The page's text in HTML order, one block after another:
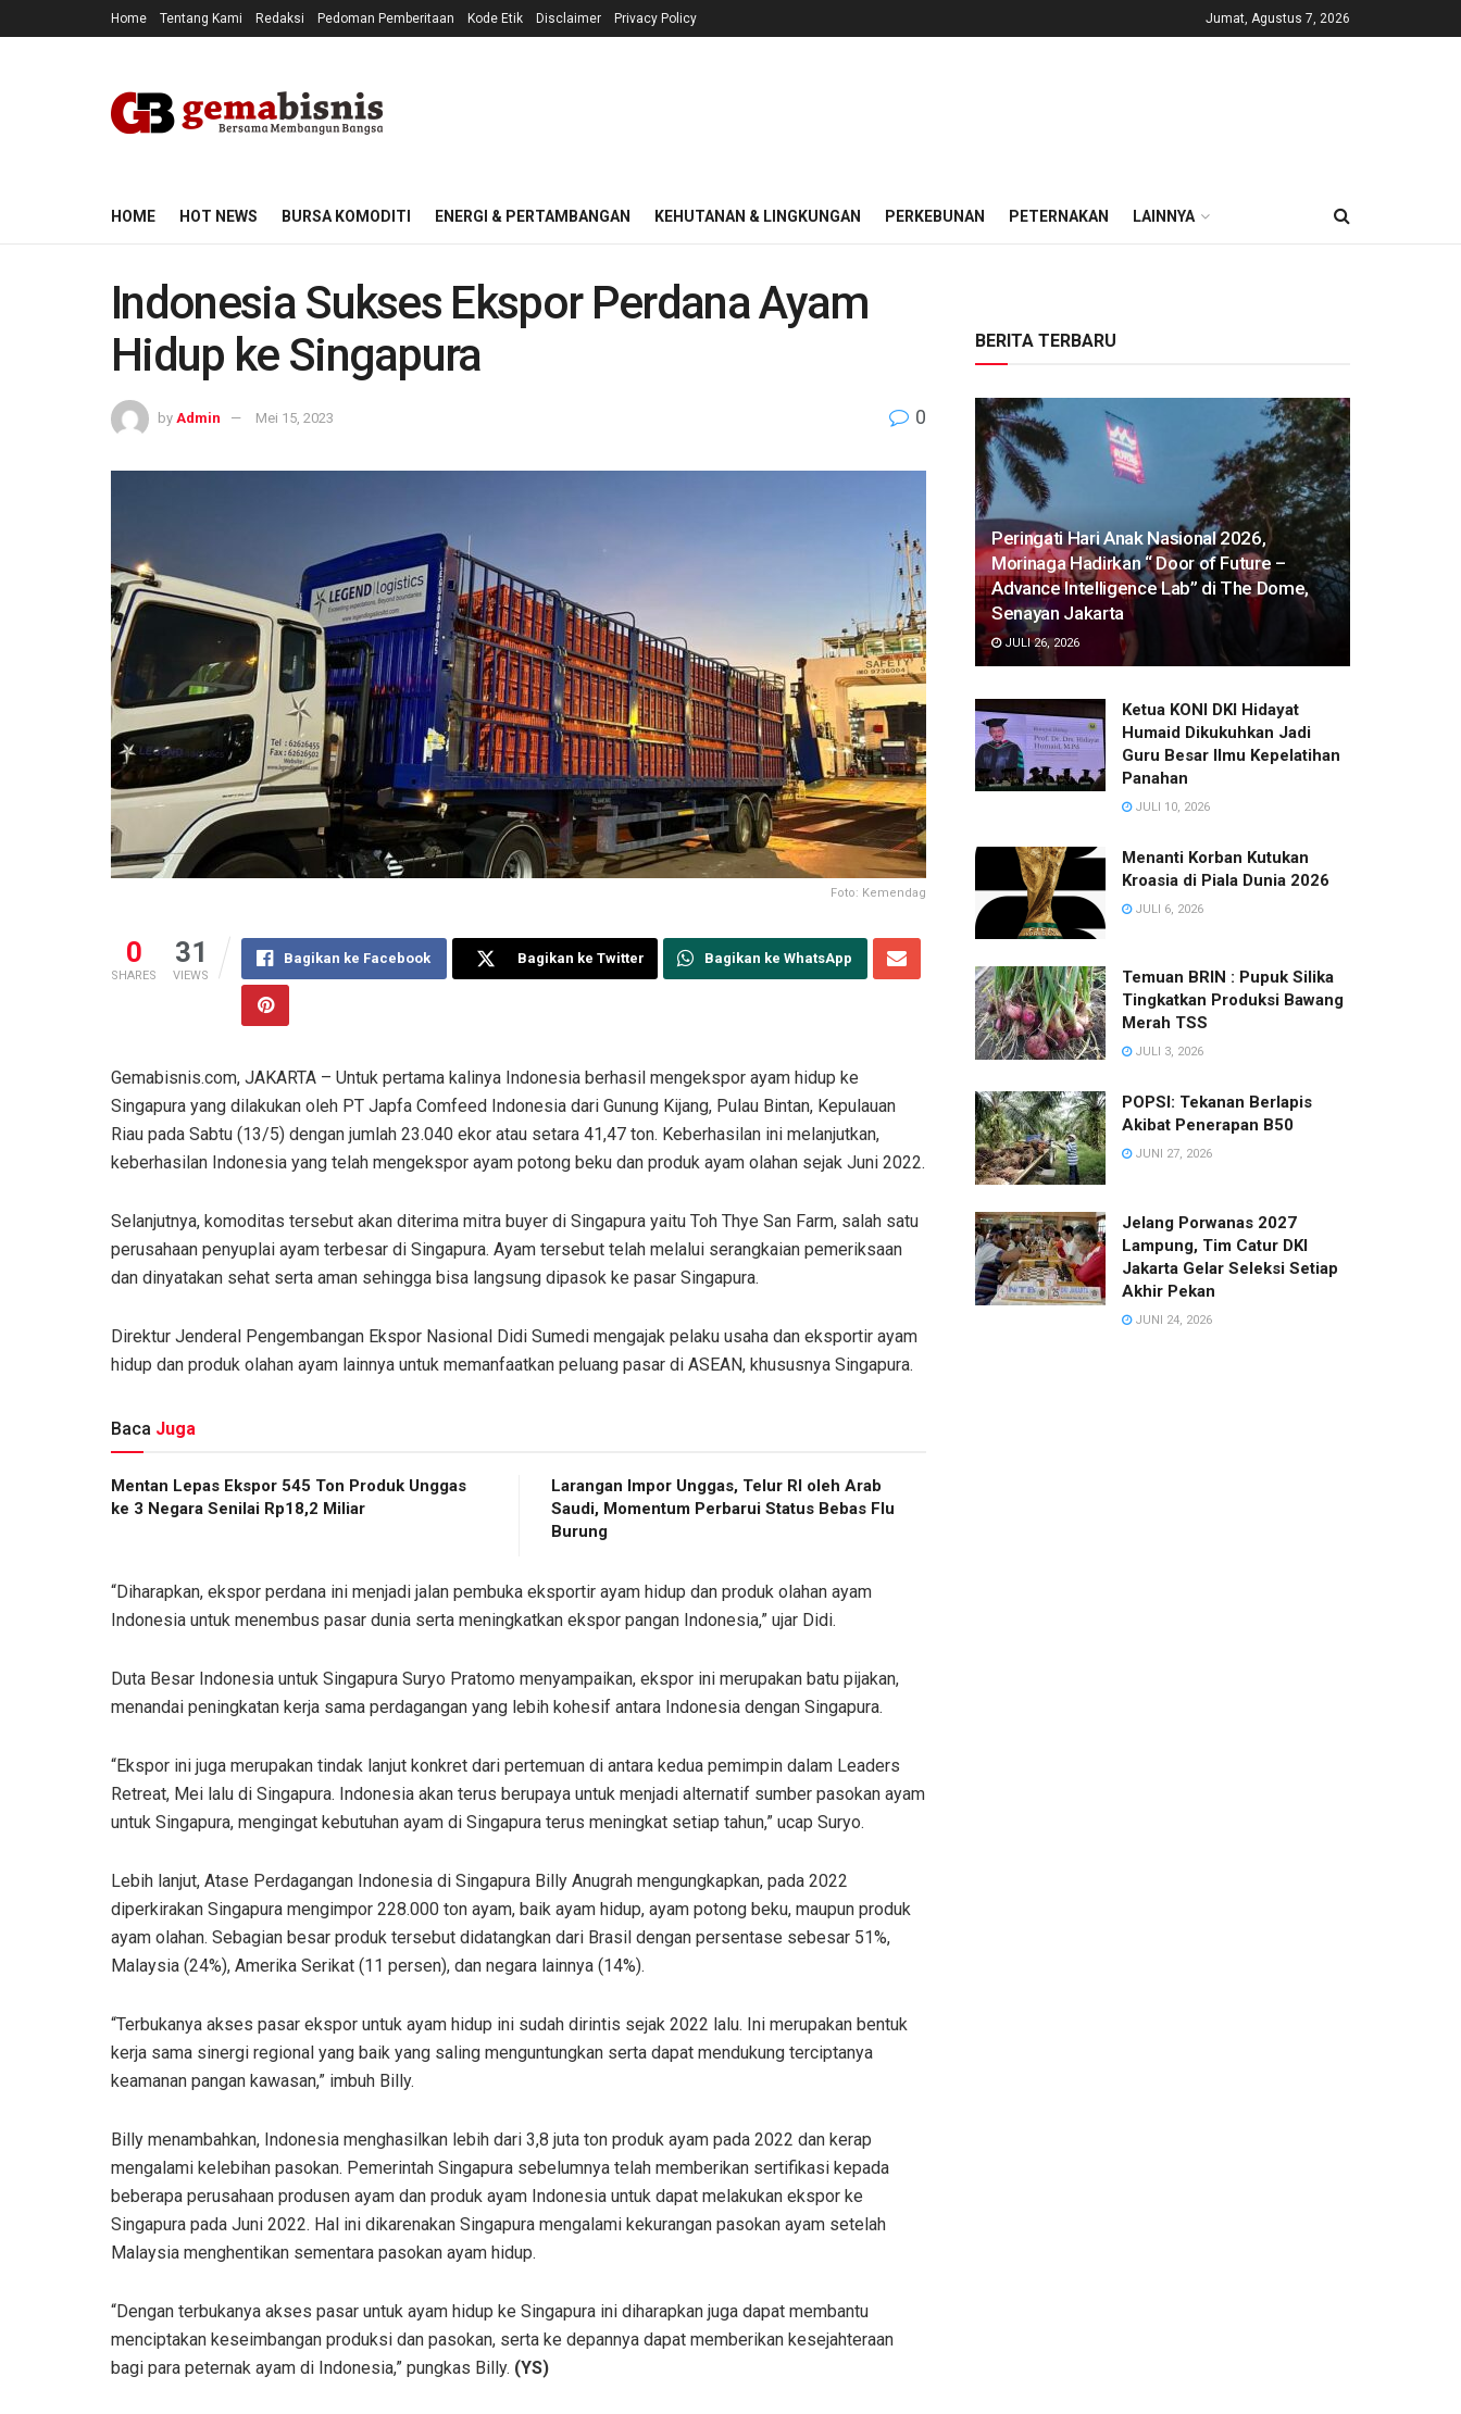
Home Tentang Kami Redaksi Pedoman Pemberitaan Kode Etik Disclaimer Privacy Policy Jumat, Agustus 7, 2026
HOME HOT NEWS BURSA KOMODITI ENERGI & PERTAMBANGAN KEHUTANAN & LINGKUNGAN PERKEBUNAN PETERNAKAN LAINNYA
Indonesia Sukses Ekspor Perdana Ayam
Hidup ke Singapura
by Admin Mei 15, 2023 0
Foto: Kemendag
0
SHARES
31
VIEWS
Bagikan ke Facebook Bagikan ke Twitter Bagikan ke WhatsApp
Gemabisnis.com, JAKARTA – Untuk pertama kalinya Indonesia berhasil mengekspor ayam hidup ke
Singapura yang dilakukan oleh PT Japfa Comfeed Indonesia dari Gunung Kijang, Pulau Bintan, Kepulauan
Riau pada Sabtu (13/5) dengan jumlah 23.040 ekor atau setara 41,47 ton. Keberhasilan ini melanjutkan,
keberhasilan Indonesia yang telah mengekspor ayam potong beku dan produk ayam olahan sejak Juni 2022.
Selanjutnya, komoditas tersebut akan diterima mitra buyer di Singapura yaitu Toh Thye San Farm, salah satu
perusahaan penyuplai ayam terbesar di Singapura. Ayam tersebut telah melalui serangkaian pemeriksaan
dan dinyatakan sehat serta aman sehingga bisa langsung dipasok ke pasar Singapura.
Direktur Jenderal Pengembangan Ekspor Nasional Didi Sumedi mengajak pelaku usaha dan eksportir ayam
hidup dan produk olahan ayam lainnya untuk memanfaatkan peluang pasar di ASEAN, khususnya Singapura.
Baca Juga
Mentan Lepas Ekspor 545 Ton Produk Unggas
ke 3 Negara Senilai Rp18,2 Miliar
Larangan Impor Unggas, Telur RI oleh Arab
Saudi, Momentum Perbarui Status Bebas Flu
Burung
“Diharapkan, ekspor perdana ini menjadi jalan pembuka eksportir ayam hidup dan produk olahan ayam
Indonesia untuk menembus pasar dunia serta meningkatkan ekspor pangan Indonesia,” ujar Didi.
Duta Besar Indonesia untuk Singapura Suryo Pratomo menyampaikan, ekspor ini merupakan batu pijakan,
menandai peningkatan kerja sama perdagangan yang lebih kohesif antara Indonesia dengan Singapura.
“Ekspor ini juga merupakan tindak lanjut konkret dari pertemuan di antara kedua pemimpin dalam Leaders
Retreat, Mei lalu di Singapura. Indonesia akan terus berupaya untuk menjadi alternatif sumber pasokan ayam
untuk Singapura, mengingat kebutuhan ayam di Singapura terus meningkat setiap tahun,” ucap Suryo.
Lebih lanjut, Atase Perdagangan Indonesia di Singapura Billy Anugrah mengungkapkan, pada 2022
diperkirakan Singapura mengimpor 228.000 ton ayam, baik ayam hidup, ayam potong beku, maupun produk
ayam olahan. Sebagian besar produk tersebut didatangkan dari Brasil dengan persentase sebesar 51%,
Malaysia (24%), Amerika Serikat (11 persen), dan negara lainnya (14%).
“Terbukanya akses pasar ekspor untuk ayam hidup ini sudah dirintis sejak 2022 lalu. Ini merupakan bentuk
kerja sama sinergi regional yang baik yang saling menguntungkan serta dapat mendukung terciptanya
keamanan pangan kawasan,” imbuh Billy.
Billy menambahkan, Indonesia menghasilkan lebih dari 3,8 juta ton produk ayam pada 2022 dan kerap
mengalami kelebihan pasokan. Pemerintah Singapura sebelumnya telah memberikan sertifikasi kepada
beberapa perusahaan produsen ayam dan produk ayam Indonesia untuk dapat melakukan ekspor ke
Singapura pada Juni 2022. Hal ini dikarenakan Singapura mengalami kekurangan pasokan ayam setelah
Malaysia menghentikan sementara pasokan ayam hidup.
“Dengan terbukanya akses pasar untuk ayam hidup ke Singapura ini diharapkan juga dapat membantu
menciptakan keseimbangan produksi dan pasokan, serta ke depannya dapat memberikan kesejahteraan
bagi para peternak ayam di Indonesia,” pungkas Billy. (YS)
BERITA TERBARU
Peringati Hari Anak Nasional 2026,
Morinaga Hadirkan “ Door of Future –
Advance Intelligence Lab” di The Dome,
Senayan Jakarta
JULI 26, 2026
Ketua KONI DKI Hidayat
Humaid Dikukuhkan Jadi
Guru Besar Ilmu Kepelatihan
Panahan
JULI 10, 2026
Menanti Korban Kutukan
Kroasia di Piala Dunia 2026
JULI 6, 2026
Temuan BRIN : Pupuk Silika
Tingkatkan Produksi Bawang
Merah TSS
JULI 3, 2026
POPSI: Tekanan Berlapis
Akibat Penerapan B50
JUNI 27, 2026
Jelang Porwanas 2027
Lampung, Tim Catur DKI
Jakarta Gelar Seleksi Setiap
Akhir Pekan
JUNI 24, 2026